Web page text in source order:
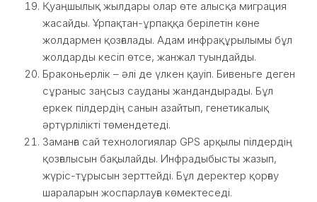
Қуаңшылық жылдары олар өте алысқа миграция
жасайды. Ұрпақтан-ұрпаққа берілетін көне
жолдармен қозғалады. Адам инфрақұрылымы бұл
жолдарды кесіп өтсе, жанжал туындайды.
Браконьерлік – әлі де үлкен қауіп. Бивеньге деген
сұраныс заңсыз сауданы жандандырады. Бұл
еркек пілдердің санын азайтып, генетикалық
әртүрлілікті төмендетеді.
Заманға сай технологиялар GPS арқылы пілдердің
қозғалысын бақылайды. Инфрадыбысты жазып,
жүріс-тұрысын зерттейді. Бұл деректер қорғау
шараларын жоспарлауға көмектеседі.